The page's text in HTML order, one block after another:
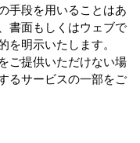
手段を用いることはあ
書面もしくはウェブで
を明示いたします。
ご提供いただけない場
るサービスの一部をご